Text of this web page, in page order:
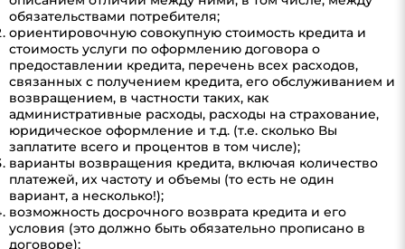
обязательствами потребителя;
ориентировочную совокупную стоимость кредита и
стоимость услуги по оформлению договора о
предоставлении кредита, перечень всех расходов,
связанных с получением кредита, его обслуживанием и
возвращением, в частности таких, как
административные расходы, расходы на страхование,
юридическое оформление и т.д. (т.е. сколько Вы
заплатите всего и процентов в том числе);
варианты возвращения кредита, включая количество
платежей, их частоту и объемы (то есть не один
вариант, а несколько!);
возможность досрочного возврата кредита и его
условия (это должно быть обязательно прописано в
договоре);